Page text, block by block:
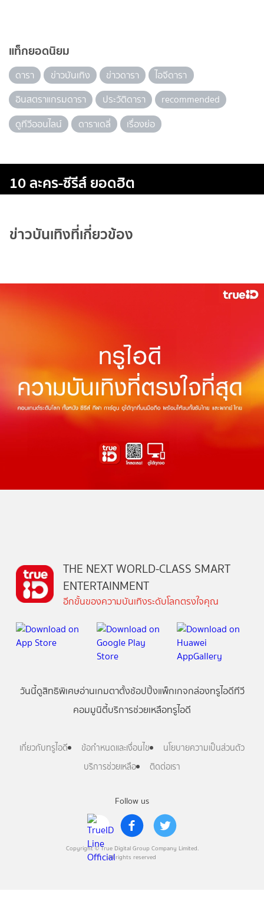
แท็กยอดนิยม
ดารา ข่าวบันเทิง ข่าวดารา
ไอจีดารา
อินสตราแกรมดารา
ประวัติดารา
recommended
ดูทีวีออนไลน์
ดาราเดลี่ เรื่องย่อ
10 ละคร-ซีรีส์ ยอดฮิต
ข่าวบันเทิงที่เกี่ยวข้อง
Follow us
Copyright © True Digital Group Company Limited.
All rights reserved
THE NEXT WORLD-CLASS SMART
ENTERTAINMENT
อีกขั้นของความบันเทิงระดับโลกตรงใจคุณ
วันนี้ดูสิทธิพิเศษอ่านเกมตาตั้งช้อปปิ้งแพ็กเกจกล่องทรูไอดีทีวี
คอมมูนิตี้บริการช่วยเหลือทรูไอดี
เกี่ยวกับทรูไอดี ข้อกำหนดและเงื่อนไข
นโยบายความเป็นส่วนตัว
บริการช่วยเหลือ
ติดต่อเรา